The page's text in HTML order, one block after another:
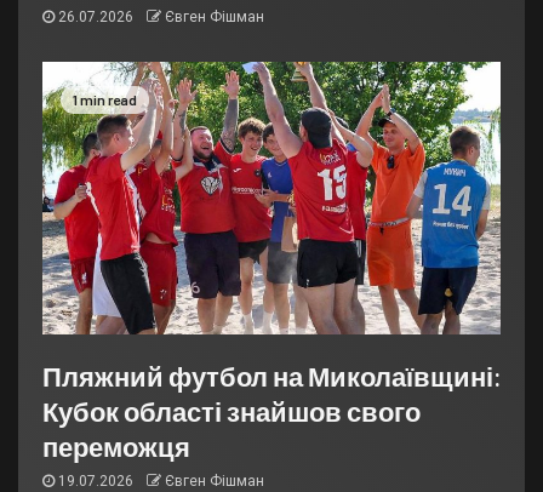
26.07.2026 Євген Фішман
1 min read
Пляжний футбол на Миколаївщині:
Кубок області знайшов свого
переможця
19.07.2026 Євген Фішман